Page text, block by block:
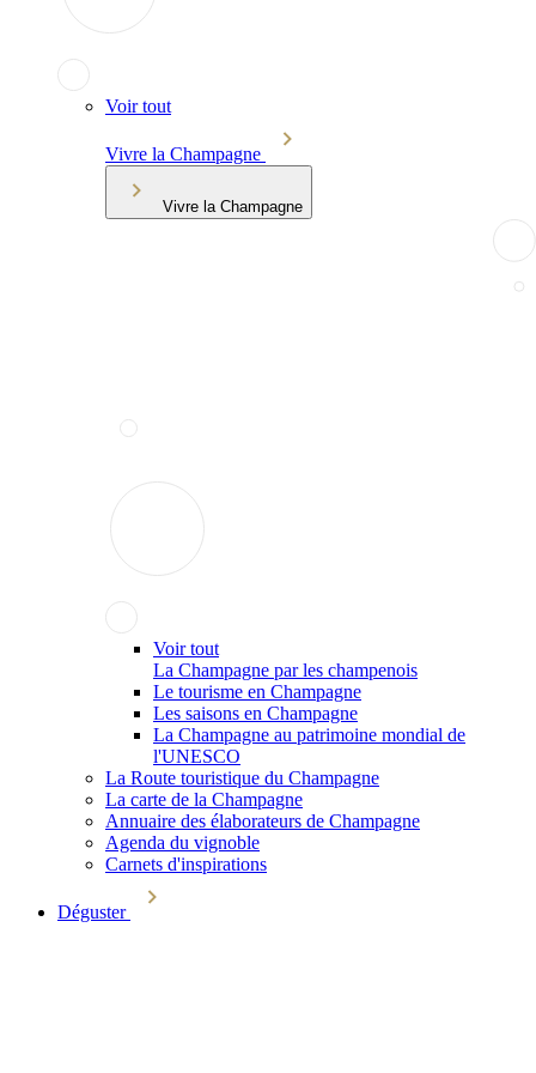
Voir tout
Vivre la Champagne
Vivre la Champagne
Voir tout
La Champagne par les champenois
Le tourisme en Champagne
Les saisons en Champagne
La Champagne au patrimoine mondial de
l'UNESCO
La Route touristique du Champagne
La carte de la Champagne
Annuaire des élaborateurs de Champagne
Agenda du vignoble
Carnets d'inspirations
Déguster